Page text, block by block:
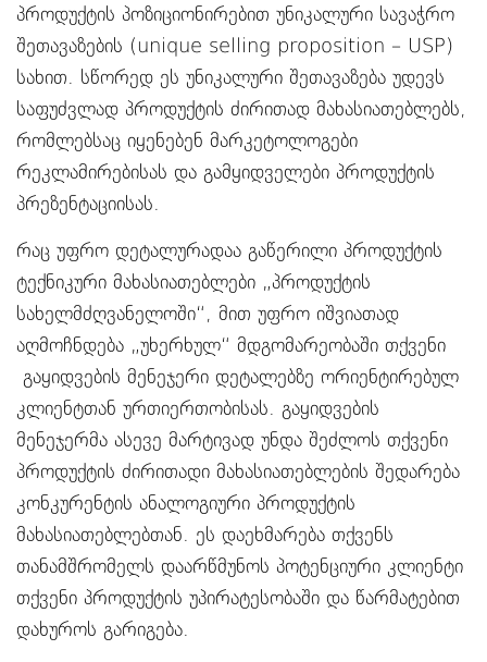
პროდუქტის პოზიციონირებით უნიკალური სავაჭრო
შეთავაზების (unique selling proposition – USP)
სახით. სწორედ ეს უნიკალური შეთავაზება უდევს
საფუძვლად პროდუქტის ძირითად მახასიათებლებს,
რომლებსაც იყენებენ მარკეტოლოგები
რეკლამირებისას და გამყიდველები პროდუქტის
პრეზენტაციისას.
რაც უფრო დეტალურადაა გაწერილი პროდუქტის
ტექნიკური მახასიათებლები „პროდუქტის
სახელმძღვანელოში“, მით უფრო იშვიათად
აღმოჩნდება „უხერხულ“ მდგომარეობაში თქვენი
გაყიდვების მენეჯერი დეტალებზე ორიენტირებულ
კლიენტთან ურთიერთობისას. გაყიდვების
მენეჯერმა ასევე მარტივად უნდა შეძლოს თქვენი
პროდუქტის ძირითადი მახასიათებლების შედარება
კონკურენტის ანალოგიური პროდუქტის
მახასიათებლებთან. ეს დაეხმარება თქვენს
თანამშრომელს დაარწმუნოს პოტენციური კლიენტი
თქვენი პროდუქტის უპირატესობაში და წარმატებით
დახუროს გარიგება.